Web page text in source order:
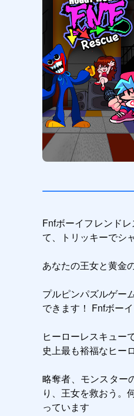
Fnfボーイフレンド
て、トリッキーでシ
あなたの王女と黄金
プルピンパズルゲー
できます！ Fnfボー
ヒーローレスキュー
史上最も裕福なヒー
略奪者、モンスター
り、王女を救おう。
っています